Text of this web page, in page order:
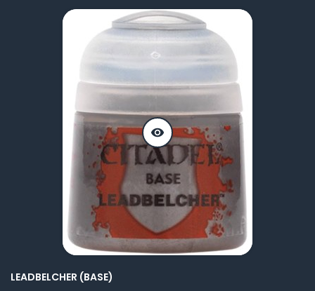
visibility
LEADBELCHER (BASE)